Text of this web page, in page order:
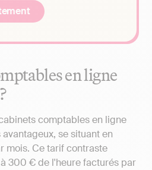
en ligne
comptables en ligne
se situant en
mois. Ce tarif contraste
300 € de l'heure facturés par